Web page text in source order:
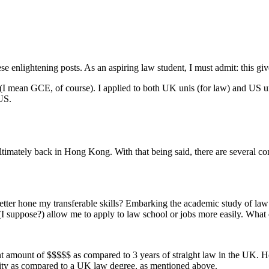
enlightening posts. As an aspiring law student, I must admit: this
mean GCE, of course). I applied to both UK unis (for law) and
back in Hong Kong. With that being said, there are several
hone my transferable skills? Embarking the academic study of
allow me to apply to law school or jobs more easily.
amount of $$$$$ as compared to 3 years of straight law in the
as compared to a UK law degree, as mentioned above.